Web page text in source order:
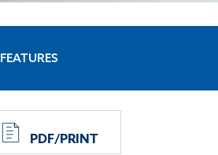
FEATURES
PDF/PRINT